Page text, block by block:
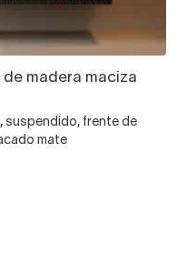
madera maciza
suspendido, frente de
mate